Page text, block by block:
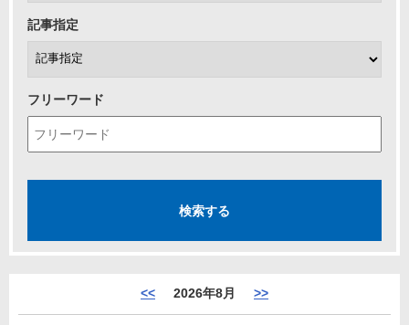
記事指定
フリーワード
<< 2026年8月 >>